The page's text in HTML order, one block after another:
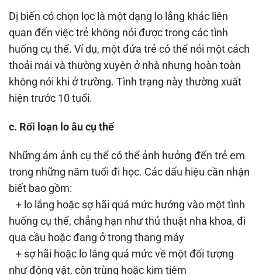
Dị biến có chọn lọc là một dạng lo lắng khác liên
quan đến việc trẻ không nói được trong các tình
huống cụ thể. Ví dụ, một đứa trẻ có thể nói một cách
thoải mái và thường xuyên ở nhà nhưng hoàn toàn
không nói khi ở trường. Tình trạng này thường xuất
hiện trước 10 tuổi.
c. Rối loạn lo âu cụ thể
Những ám ảnh cụ thể có thể ảnh hưởng đến trẻ em
trong những năm tuổi đi học. Các dấu hiệu cần nhận
biết bao gồm:
+ lo lắng hoặc sợ hãi quá mức hướng vào một tình
huống cụ thể, chẳng hạn như thủ thuật nha khoa, đi
qua cầu hoặc đang ở trong thang máy
+ sợ hãi hoặc lo lắng quá mức về một đối tượng
như động vật, côn trùng hoặc kim tiêm